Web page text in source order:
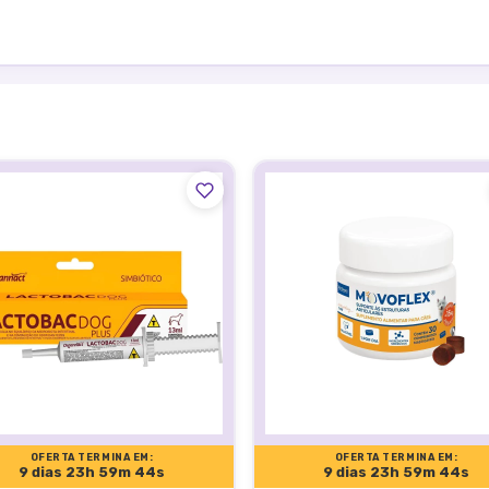
pantotenato de cálcio, propilparabeno, sacarina
K3, cobalto aminoácido quelato, cobre aminoácido
microcristalina, zinco aminoácido quelato, hidróxido de
polivinilpirrolidona, açúcar, frutose, ácido fólico.
na dosagem de 1 mL para cada 10 kg de peso corporal, duas
para cada 1 litro de água. Administrar o produto durante 15
OFERTA TERMINA EM:
9 dias 23h 59m 43s
OFERTA TERMINA EM:
9 dias 23h 59m 43s